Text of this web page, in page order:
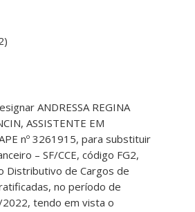
ANDRESSA REGINA
ASSISTENTE EM
nº 3261915, para substituir
– SF/CCE, código FG2,
Distributivo de Cargos de
no período de
tendo em vista o